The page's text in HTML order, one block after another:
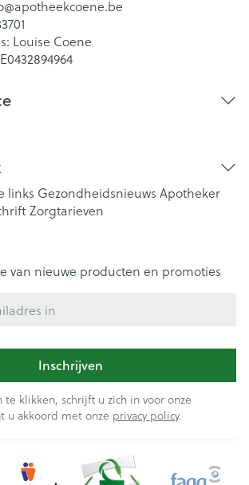
apotheekcoene.be
Louise Coene
links Gezondheidsnieuws Apotheker
Zorgtarieven
van nieuwe producten en promoties
Inschrijven
te klikken, schrijft u zich in voor onze
u akkoord met onze privacy policy.